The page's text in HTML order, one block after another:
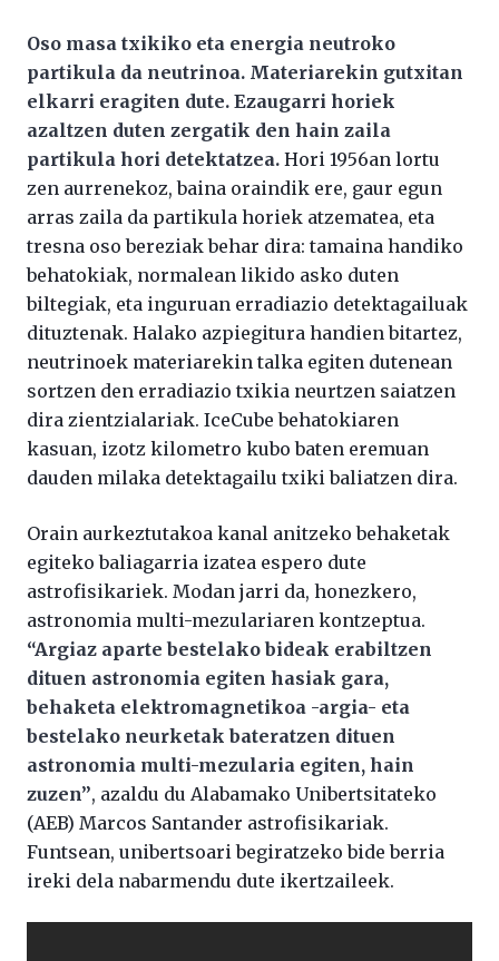
Oso masa txikiko eta energia neutroko
partikula da neutrinoa. Materiarekin gutxitan
elkarri eragiten dute. Ezaugarri horiek
azaltzen duten zergatik den hain zaila
partikula hori detektatzea. Hori 1956an lortu
zen aurrenekoz, baina oraindik ere, gaur egun
arras zaila da partikula horiek atzematea, eta
tresna oso bereziak behar dira: tamaina handiko
behatokiak, normalean likido asko duten
biltegiak, eta inguruan erradiazio detektagailuak
dituztenak. Halako azpiegitura handien bitartez,
neutrinoek materiarekin talka egiten dutenean
sortzen den erradiazio txikia neurtzen saiatzen
dira zientzialariak. IceCube behatokiaren
kasuan, izotz kilometro kubo baten eremuan
dauden milaka detektagailu txiki baliatzen dira.
Orain aurkeztutakoa kanal anitzeko behaketak
egiteko baliagarria izatea espero dute
astrofisikariek. Modan jarri da, honezkero,
astronomia multi-mezulariaren kontzeptua.
“Argiaz aparte bestelako bideak erabiltzen
dituen astronomia egiten hasiak gara,
behaketa elektromagnetikoa -argia- eta
bestelako neurketak bateratzen dituen
astronomia multi-mezularia egiten, hain
zuzen”, azaldu du Alabamako Unibertsitateko
(AEB) Marcos Santander astrofisikariak.
Funtsean, unibertsoari begiratzeko bide berria
ireki dela nabarmendu dute ikertzaileek.